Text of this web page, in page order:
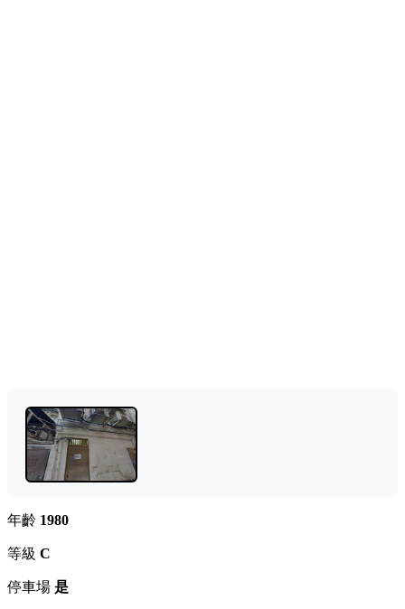
年齡 1980
等級 C
停車場 是